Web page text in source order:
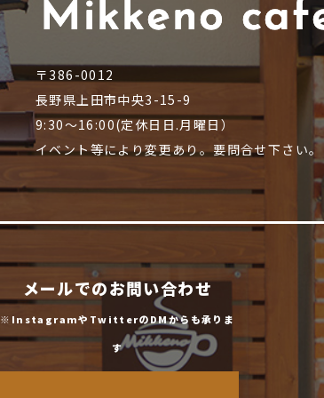
〒386-0012
長野県上田市中央3-15-9
9:30～16:00(定休日日.月曜日）
イベント等により変更あり。要問合せ下さい。
メールでのお問い合わせ
※InstagramやTwitterのDMからも承りま
す